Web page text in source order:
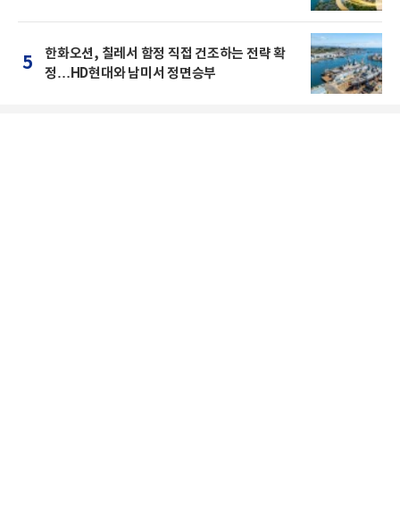
5
한화오션, 칠레서 함정 직접 건조하는 전략 확
정…HD현대와 남미서 정면승부